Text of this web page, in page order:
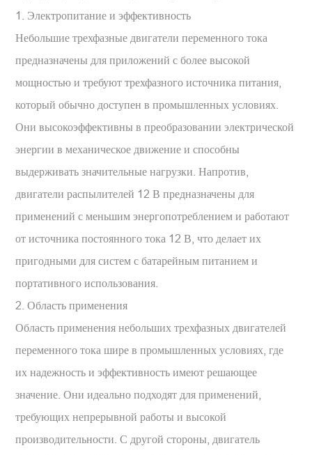
1. Электропитание и эффективность
Небольшие трехфазные двигатели переменного тока
предназначены для приложений с более высокой
мощностью и требуют трехфазного источника питания,
который обычно доступен в промышленных условиях.
Они высокоэффективны в преобразовании электрической
энергии в механическое движение и способны
выдерживать значительные нагрузки. Напротив,
двигатели распылителей 12 В предназначены для
применений с меньшим энергопотреблением и работают
от источника постоянного тока 12 В, что делает их
пригодными для систем с батарейным питанием и
портативного использования.
2. Область применения
Область применения небольших трехфазных двигателей
переменного тока шире в промышленных условиях, где
их надежность и эффективность имеют решающее
значение. Они идеально подходят для применений,
требующих непрерывной работы и высокой
производительности. С другой стороны, двигатель